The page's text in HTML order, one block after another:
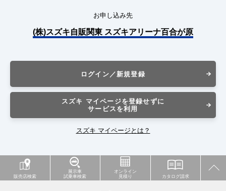
お申し込み先
(株)スズキ自販関東 スズキアリーナ百合が原
ログイン／新規登録
スズキ マイページを登録せずに
サービスを利用
スズキ マイページとは？
販売店検索
展示車
試乗車検索
オンライン
見積り
カタログ請求